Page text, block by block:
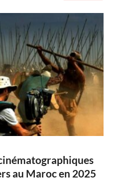
au Maroc en 2025